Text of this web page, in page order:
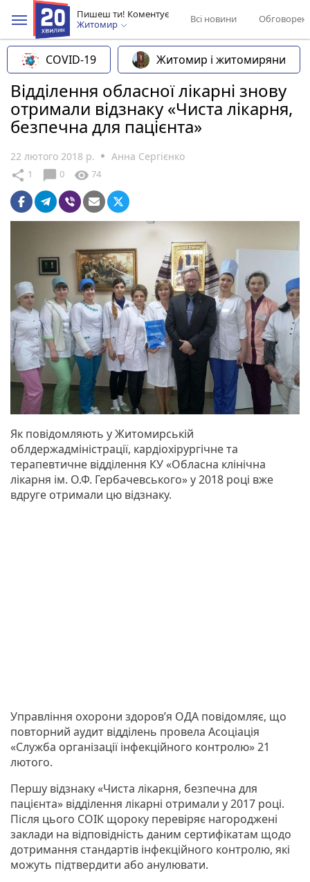
Пишеш ти! Коментує
Житомир
Всі новини
COVID-19 Житомир і житомиряни
Відділення обласної лікарні знову
отримали відзнаку «Чиста лікарня,
безпечна для пацієнта»
22 лютого 2018 р. Анна Сергієнко
share 1 chat_bubble 0 visibility 74
Як повідомляють у Житомирській
облдержадміністрації, кардіохірургічне та
терапевтичне відділення КУ «Обласна клінічна
лікарня ім. О.Ф. Гербачевського» у 2018 році вже
вдруге отримали цю відзнаку.
Управління охорони здоров’я ОДА повідомляє, що
повторний аудит відділень провела Асоціація
«Служба організації інфекційного контролю» 21
лютого.
Першу відзнаку «Чиста лікарня, безпечна для
пацієнта» відділення лікарні отримали у 2017 році.
Після цього СОІК щороку перевіряє нагороджені
заклади на відповідність даним сертифікатам щодо
дотримання стандартів інфекційного контролю, які
можуть підтвердити або анулювати.